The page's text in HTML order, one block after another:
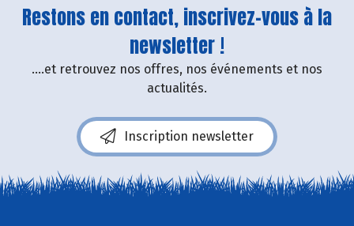
Restons en contact, inscrivez-vous à la
newsletter !
....et retrouvez nos offres, nos événements et nos
actualités.
Inscription newsletter